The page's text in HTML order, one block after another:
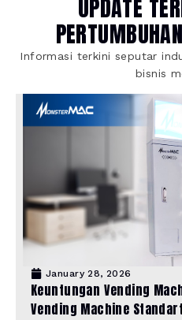
UPDATE
PERTUMBUHAN
Informasi terkini seputar
bisnis
January 28, 2026
Keuntungan Vending
Vending Machine Standart